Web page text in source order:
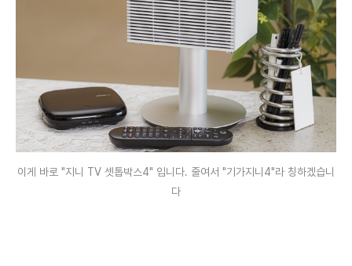
이게 바로 "지니 TV 셋톱박스4" 입니다. 줄여서 "기가지니4"라 칭하겠습니
다